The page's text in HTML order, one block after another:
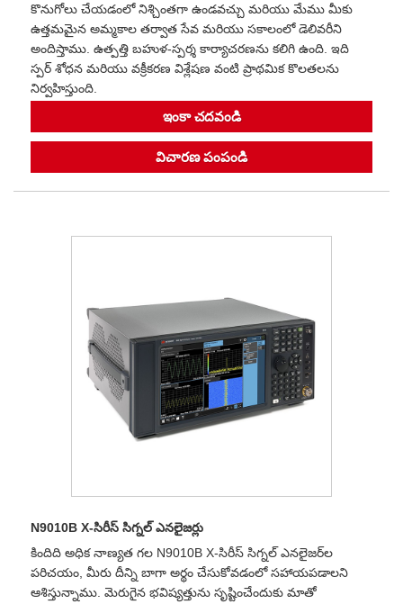
కొనుగోలు చేయడంలో నిశ్చింతగా ఉండవచ్చు మరియు మేము మీకు
ఉత్తమమైన అమ్మకాల తర్వాత సేవ మరియు సకాలంలో డెలివరీని
అందిస్తాము. ఉత్పత్తి బహుళ-స్పర్శ కార్యాచరణను కలిగి ఉంది. ఇది
స్పర్ శోధన మరియు వక్రీకరణ విశ్లేషణ వంటి ప్రాథమిక కొలతలను
నిర్వహిస్తుంది.
ఇంకా చదవండి
విచారణ పంపండి
N9010B X-సిరీస్ సిగ్నల్ ఎనలైజర్లు
కిందిది అధిక నాణ్యత గల N9010B X-సిరీస్ సిగ్నల్ ఎనలైజర్‌ల
పరిచయం, మీరు దీన్ని బాగా అర్థం చేసుకోవడంలో సహాయపడాలని
ఆశిస్తున్నాము. మెరుగైన భవిష్యత్తును సృష్టించేందుకు మాతో